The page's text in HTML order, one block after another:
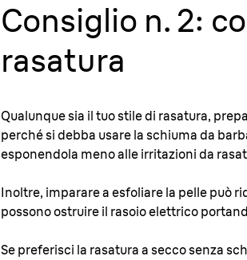
Consiglio n. 2:
rasatura
Qualunque sia il tuo stile di rasatura,
perché si debba usare la schiuma da
esponendola meno alle irritazioni da
Inoltre, imparare a esfoliare la pelle può
possono ostruire il rasoio elettrico
Se preferisci la rasatura a secco senza